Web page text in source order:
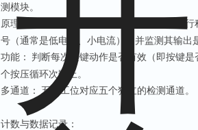
测模块。
原理：
在按压动作的特定时刻（如在设定的
号（通常是低电压、小电流），并监测其输出
功能：
判断每次按键动作是否有效（即按键
个按压循环次数上。
多通道： ‌五 个工位对应五个独立的检测通道。
计数与数据记录：